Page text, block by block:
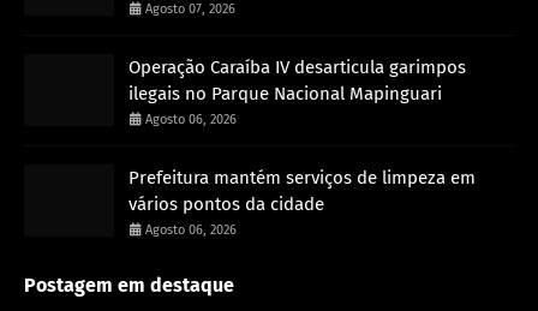
Agosto 07, 2026
Operação Caraíba IV desarticula garimpos
ilegais no Parque Nacional Mapinguari
Agosto 06, 2026
Prefeitura mantém serviços de limpeza em
vários pontos da cidade
Agosto 06, 2026
Postagem em destaque